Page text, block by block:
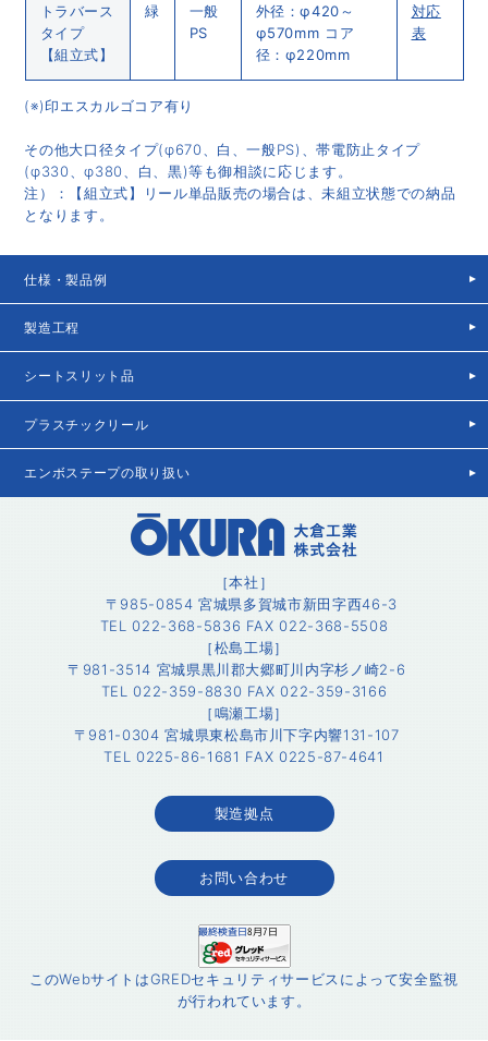
トラバース
タイプ
【組立式】
緑
一般
PS
外径：φ420～
φ570mm コア
径：φ220mm
対応
表
(※)印エスカルゴコア有り
その他大口径タイプ(φ670、白、一般PS)、帯電防止タイプ
(φ330、φ380、白、黒)等も御相談に応じます。
注）：【組立式】リール単品販売の場合は、未組立状態での納品
となります。
仕様・製品例
製造工程
シートスリット品
プラスチックリール
エンボステープの取り扱い
［本社］
〒985-0854 宮城県多賀城市新田字西46-3
TEL 022-368-5836 FAX 022-368-5508
［松島工場］
〒981-3514 宮城県黒川郡大郷町川内字杉ノ崎2-6
TEL 022-359-8830 FAX 022-359-3166
［鳴瀬工場］
〒981-0304 宮城県東松島市川下字内響131-107
TEL 0225-86-1681 FAX 0225-87-4641
製造拠点
お問い合わせ
このWebサイトはGREDセキュリティサービスによって安全監視
が行われています。